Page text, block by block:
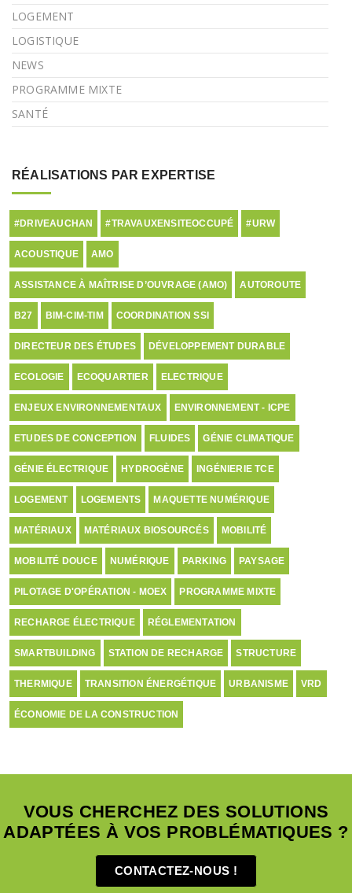
LOGEMENT
LOGISTIQUE
NEWS
PROGRAMME MIXTE
SANTÉ
RÉALISATIONS PAR EXPERTISE
#DRIVEAUCHAN #TRAVAUXENSITEOCCUPÉ #URW
ACOUSTIQUE AMO
ASSISTANCE À MAÎTRISE D’OUVRAGE (AMO) AUTOROUTE
B27 BIM-CIM-TIM COORDINATION SSI
DIRECTEUR DES ÉTUDES DÉVELOPPEMENT DURABLE
ECOLOGIE ECOQUARTIER ELECTRIQUE
ENJEUX ENVIRONNEMENTAUX ENVIRONNEMENT - ICPE
ETUDES DE CONCEPTION FLUIDES GÉNIE CLIMATIQUE
GÉNIE ÉLECTRIQUE HYDROGÈNE INGÉNIERIE TCE
LOGEMENT LOGEMENTS MAQUETTE NUMÉRIQUE
MATÉRIAUX MATÉRIAUX BIOSOURCÉS MOBILITÉ
MOBILITÉ DOUCE NUMÉRIQUE PARKING PAYSAGE
PILOTAGE D'OPÉRATION - MOEX PROGRAMME MIXTE
RECHARGE ÉLECTRIQUE RÉGLEMENTATION
SMARTBUILDING STATION DE RECHARGE STRUCTURE
THERMIQUE TRANSITION ÉNERGÉTIQUE URBANISME VRD
ÉCONOMIE DE LA CONSTRUCTION
VOUS CHERCHEZ DES SOLUTIONS
ADAPTÉES À VOS PROBLÉMATIQUES ?
CONTACTEZ-NOUS !